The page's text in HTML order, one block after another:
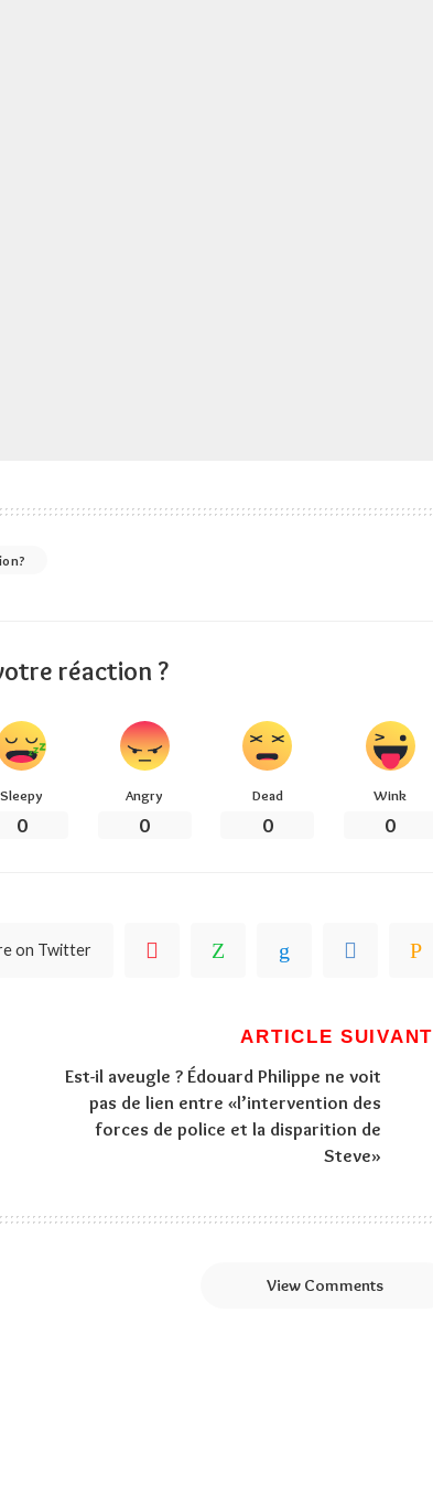
réaction ?
Sleepy
0
Angry
0
Dead
0
Wink
0
on Twitter
ARTICLE SUIVANT
Est-il aveugle ? Édouard Philippe ne voit
pas de lien entre «l’intervention des
forces de police et la disparition de
Steve»
View Comments